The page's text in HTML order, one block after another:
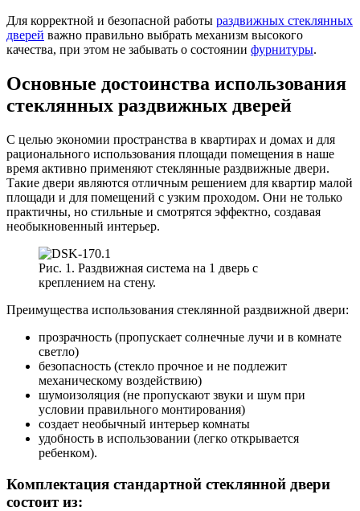
Для корректной и безопасной работы раздвижных стеклянных
дверей важно правильно выбрать механизм высокого
качества, при этом не забывать о состоянии фурнитуры.
Основные достоинства использования
стеклянных раздвижных дверей
С целью экономии пространства в квартирах и домах и для
рационального использования площади помещения в наше
время активно применяют стеклянные раздвижные двери.
Такие двери являются отличным решением для квартир малой
площади и для помещений с узким проходом. Они не только
практичны, но стильные и смотрятся эффектно, создавая
необыкновенный интерьер.
Рис. 1. Раздвижная система на 1 дверь с
креплением на стену.
Преимущества использования стеклянной раздвижной двери:
прозрачность (пропускает солнечные лучи и в комнате
светло)
безопасность (стекло прочное и не подлежит
механическому воздействию)
шумоизоляция (не пропускают звуки и шум при
условии правильного монтирования)
создает необычный интерьер комнаты
удобность в использовании (легко открывается
ребенком).
Комплектация стандартной стеклянной двери
состоит из: